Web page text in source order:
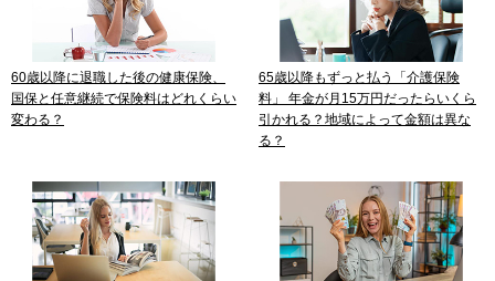
60歳以降に退職した後の健康保険、
国保と任意継続で保険料はどれくらい
変わる？
65歳以降もずっと払う「介護保険
料」 年金が月15万円だったらいくら
引かれる？地域によって金額は異な
る？